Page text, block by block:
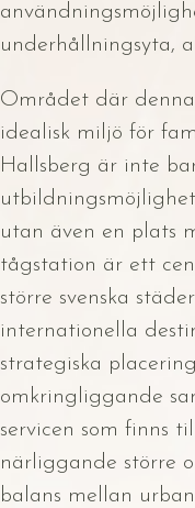
underhållningsyta,
Området där
idealisk miljö för
Hallsberg är inte
utan även en plats
tågstation är ett
större svenska
internationella
strategiska
omkringliggande
servicen som finns
närliggande större
balans mellan